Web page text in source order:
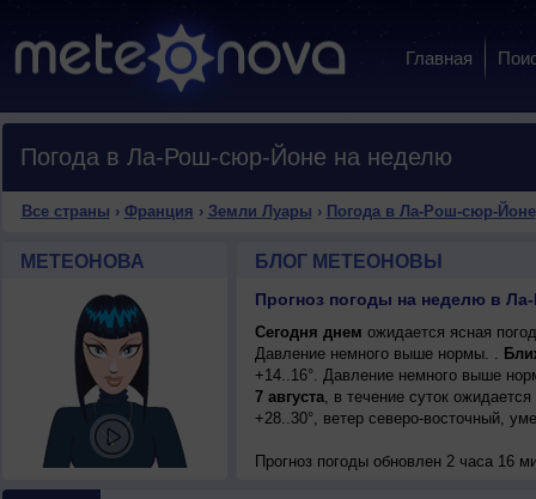
Главная
Погода в Ла-Рош-сюр-Йоне на неделю
Все страны › Франция › Земли Луары › Погода в Ла-Рош-сюр-Йоне
МЕТЕОНОВА БЛОГ МЕТЕОНОВЫ
Сегодня днем ожидается ясная
Давление немного выше нормы. .
+14..16°. Давление немного выше
7 августа, в течение суток
+28..30°, ветер северо-восточный,
Прогноз погоды обновлен 2 часа 16